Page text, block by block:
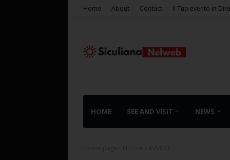
Home About Contact Il Tuo evento in
HOME SEE AND VISIT NEWS